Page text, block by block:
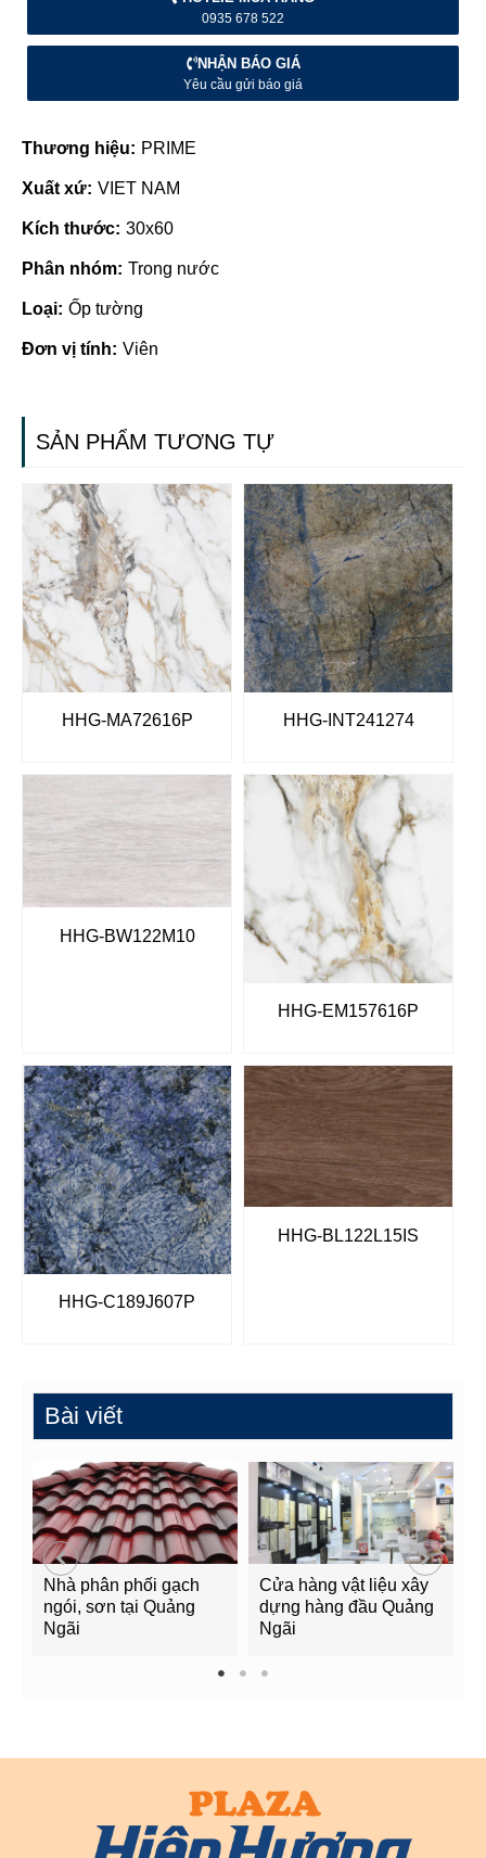
0935 678 522
NHẬN BÁO GIÁ
Yêu cầu gửi báo giá
Thương hiệu: PRIME
Xuất xứ: VIET NAM
Kích thước: 30x60
Phân nhóm: Trong nước
Loại: Ốp tường
Đơn vị tính: Viên
SẢN PHẨM TƯƠNG TỰ
HHG-MA72616P HHG-INT241274
HHG-BW122M10
HHG-EM157616P
HHG-C189J607P
HHG-BL122L15IS
Bài viết
Nhà phân phối gạch
ngói, sơn tại Quảng
Ngãi
Cửa hàng vật liệu xây
dựng hàng đầu Quảng
Ngãi
1 2 3